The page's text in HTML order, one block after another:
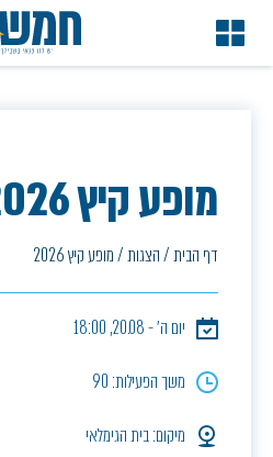
מופע קיץ 2026
דף הבית/הצגות/מופע קיץ 2026
יום ה׳ - 20.08, 18:00
משך הפעילות: 90
מיקום: בית הגימלאי